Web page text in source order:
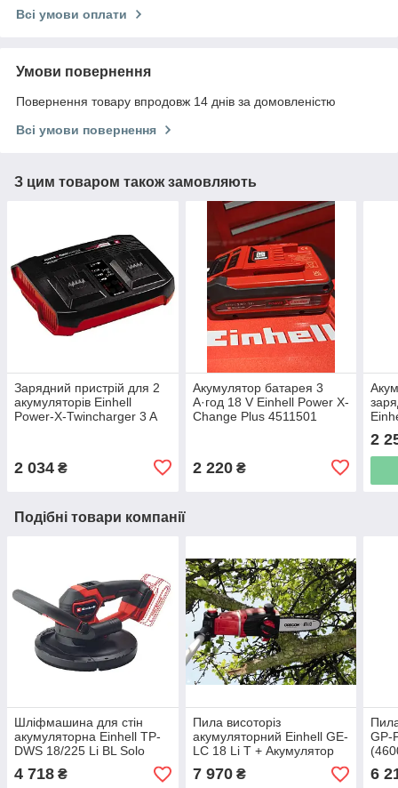
Всі умови оплати
Умови повернення
Повернення товару впродовж 14 днів за домовленістю
Всі умови повернення
З цим товаром також замовляють
Зарядний пристрій для 2
акумуляторів Einhell
Power-X-Twincharger 3 A
2 034 ₴
Акумулятор батарея 3
А·год 18 V Einhell Power X-
Change Plus 4511501
2 220₴
2
Подібні товари компанії
Шліфмашина для стін
акумуляторна Einhell TP-
DWS 18/225 Li BL Solo
(4259995)
4 718 ₴
Пила висоторіз
акумуляторний Einhell GE-
LC 18 Li T + Акумулятор
4.0 А/год + зарядний
пристрій
7 970₴
GP-
6